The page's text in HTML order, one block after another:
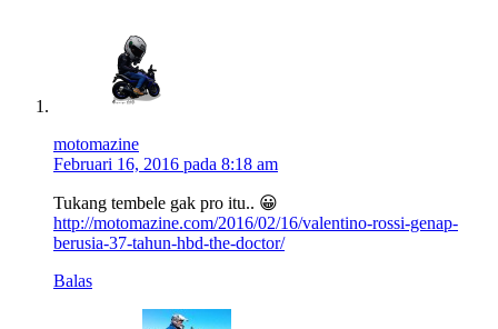
motomazine
Februari 16, 2016 pada 8:18 am
Tukang tembele gak pro itu.. 😀
http://motomazine.com/2016/02/16/valentino-rossi-genap-
berusia-37-tahun-hbd-the-doctor/
Balas